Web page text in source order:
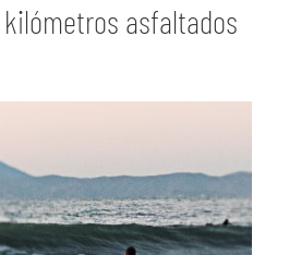
asfaltados